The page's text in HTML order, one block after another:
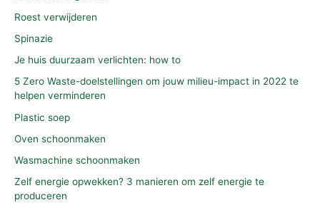
Roest verwijderen
Spinazie
Je huis duurzaam verlichten: how to
5 Zero Waste-doelstellingen om jouw milieu-impact in 2022 te
helpen verminderen
Plastic soep
Oven schoonmaken
Wasmachine schoonmaken
Zelf energie opwekken? 3 manieren om zelf energie te
produceren